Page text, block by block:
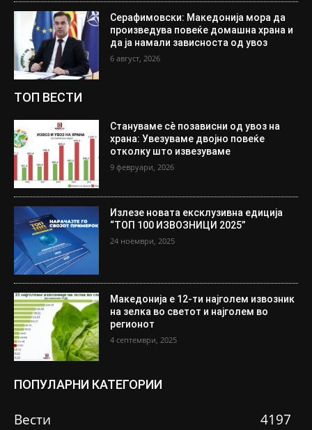
Серафимовски: Македонија мора да
произведува повеќе домашна храна и
да ја намали зависноста од увоз
6 август, 2026
ТОП ВЕСТИ
Стануваме сè позависни од увоз на
храна: Увезуваме двојно повеќе
отколку што извезуваме
9 февруари, 2026
Излезе новата ексклузивна едиција
“ТОП 100 ИЗВОЗНИЦИ 2025”
24 ноември, 2025
Македонија е 12-ти најголем извозник
на зелка во светот и најголем во
регионот
4 септември, 2025
ПОПУЛАРНИ КАТЕГОРИИ
Вести
4197